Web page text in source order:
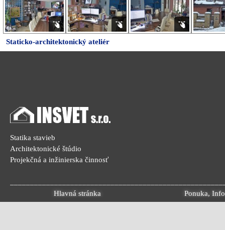
Staticko-architektonický ateliér
Statika stavieb
Architektonické štúdio
Projekčná a inžinierska činnosť
Hlavná stránka Ponuka,